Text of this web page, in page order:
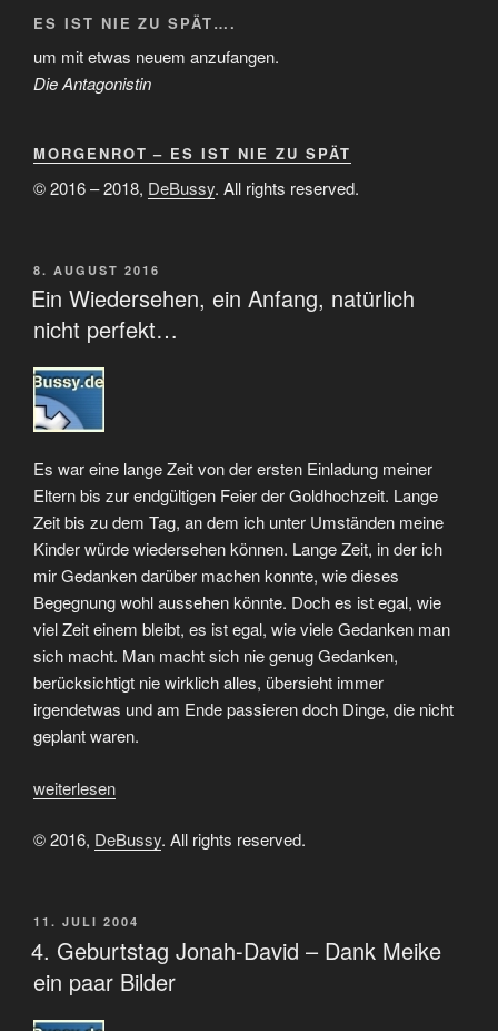
ES IST NIE ZU SPÄT….
um mit etwas neuem anzufangen.
Die Antagonistin
MORGENROT – ES IST NIE ZU SPÄT
© 2016 – 2018, DeBussy. All rights reserved.
VERÖFFENTLICHT
AM
8. AUGUST 2016
Ein Wiedersehen, ein Anfang, natürlich
nicht perfekt…
Es war eine lange Zeit von der ersten Einladung meiner
Eltern bis zur endgültigen Feier der Goldhochzeit. Lange
Zeit bis zu dem Tag, an dem ich unter Umständen meine
Kinder würde wiedersehen können. Lange Zeit, in der ich
mir Gedanken darüber machen konnte, wie dieses
Begegnung wohl aussehen könnte. Doch es ist egal, wie
viel Zeit einem bleibt, es ist egal, wie viele Gedanken man
sich macht. Man macht sich nie genug Gedanken,
berücksichtigt nie wirklich alles, übersieht immer
irgendetwas und am Ende passieren doch Dinge, die nicht
geplant waren.
„Ein
ein
nicht
perfekt…“
weiterlesen
© 2016, DeBussy. All rights reserved.
VERÖFFENTLICHT
11. JULI 2004
4. Geburtstag Jonah-David – Dank Meike
ein paar Bilder